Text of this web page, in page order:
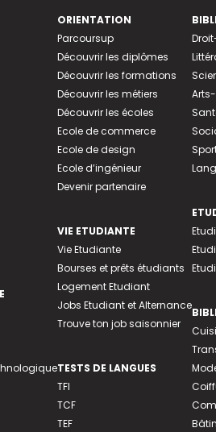
ORIENTATION
Parcoursup
Découvrir les diplômes
Découvrir les formations
Découvrir les métiers
Découvrir les écoles
Ecole de commerce
Ecole de design
Ecole d’ingénieur
Devenir partenaire
VIE ETUDIANTE
Vie Etudiante
Bourses et prêts étudiants
Logement Etudiant
Jobs Etudiant et Alternance
Trouve ton job saisonnier
TESTS DE LANGUES
TFI
TCF
TEF